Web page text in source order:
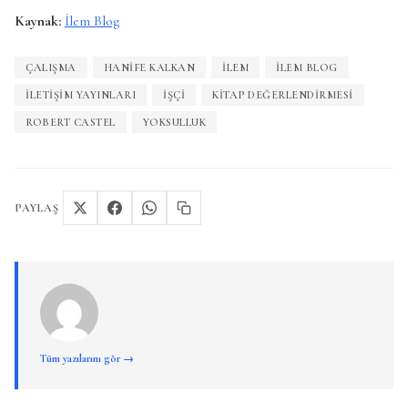
Kaynak: İlem Blog
ÇALIŞMA HANIFE KALKAN ILEM İLEM BLOG
İLETIŞIM YAYINLARI IŞÇI KITAP DEĞERLENDIRMESI
ROBERT CASTEL YOKSULLUK
PAYLAŞ
Tüm yazılarını gör →